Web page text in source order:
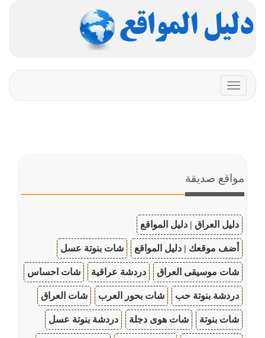
Toggle
navigation
مواقع صديقة
دليل العراق | دليل المواقع
أضف موقعك | دليل المواقع شات بنوتة عسل
شات موسيقى العراق دردشة عراقية شات احساس
دردشة بنوتة حب شات بحور العرب شات العراق
شات بنوتة شات هوى دجلة دردشة بنوتة عسل